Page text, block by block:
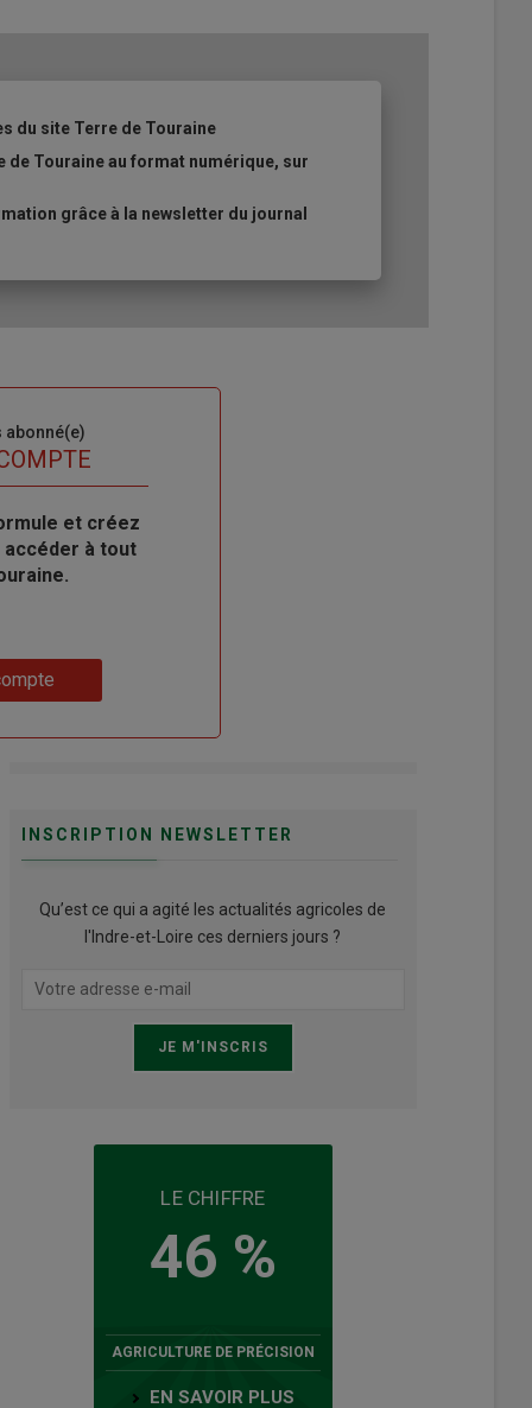
du site Terre de Touraine
de Touraine au format numérique, sur
grâce à la newsletter du journal
abonné(e)
et créez
à tout
INSCRIPTION NEWSLETTER
Qu’est ce qui a agité les actualités agricoles de
l'Indre-et-Loire ces derniers jours ?
LE CHIFFRE
46 %
AGRICULTURE DE PRÉCISION
EN SAVOIR PLUS